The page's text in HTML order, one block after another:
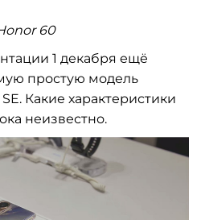
60
1 декабря ещё
простую модель
Какие характеристики
неизвестно.